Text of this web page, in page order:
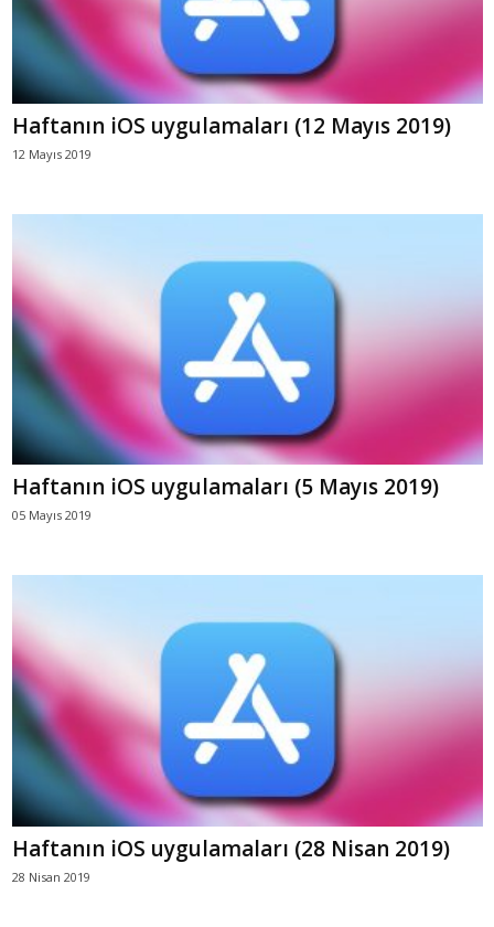
Haftanın iOS uygulamaları (12 Mayıs 2019)
12 Mayıs 2019
Haftanın iOS uygulamaları (5 Mayıs 2019)
05 Mayıs 2019
Haftanın iOS uygulamaları (28 Nisan 2019)
28 Nisan 2019